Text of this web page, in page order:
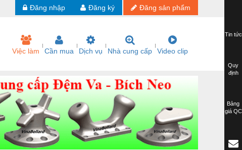
Đăng sản phẩm
Đăng ký
Đăng nhập
Việc làm Cần mua Dịch vụ Nhà cung cấp Video clip
Tin tức
Quy
định
Bảng
giá QC